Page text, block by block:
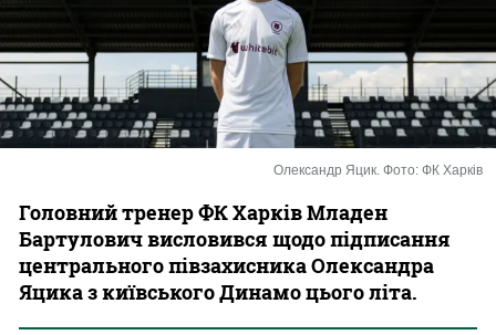
Казино
Олександр Яцик. Фото: ФК Харків
Головний тренер ФК Харків Младен
Бартулович висловився щодо підписання
центрального півзахисника Олександра
Яцика з київського Динамо цього літа.